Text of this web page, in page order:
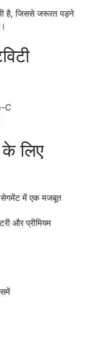
है, जिससे जरूरत पड़ने
C
लिए
में एक मजबूत
और प्रीमियम